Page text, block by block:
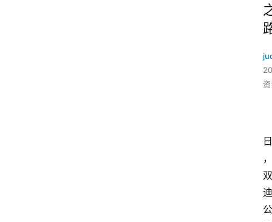
日
，
双
迪
公